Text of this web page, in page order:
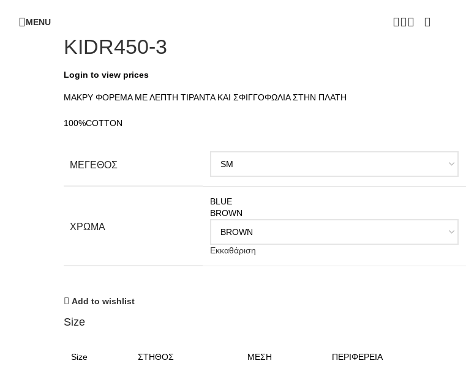
MENU
KIDR450-3
Login to view prices
ΜΑΚΡΥ ΦΟΡΕΜΑ ΜΕ ΛΕΠΤΗ ΤΙΡΑΝΤΑ ΚΑΙ ΣΦΙΓΓΟΦΩΛΙΑ ΣΤΗΝ ΠΛΑΤΗ
100%COTTON
ΜΕΓΕΘΟΣ
ΧΡΩΜΑ
BLUE
BROWN
Εκκαθάριση
Add to wishlist
Size
Size ΣΤΗΘΟΣ ΜΕΣΗ ΠΕΡΙΦΕΡΕΙΑ